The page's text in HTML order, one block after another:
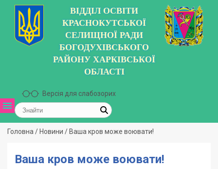
ВІДДІЛ ОСВІТИ
КРАСНОКУТСЬКОЇ
СЕЛИЩНОЇ РАДИ
БОГОДУХІВСЬКОГО
РАЙОНУ ХАРКІВСЬКОЇ
ОБЛАСТІ
Версія для слабозорих
Головна / Новини / Ваша кров може воювати!
Ваша кров може воювати!